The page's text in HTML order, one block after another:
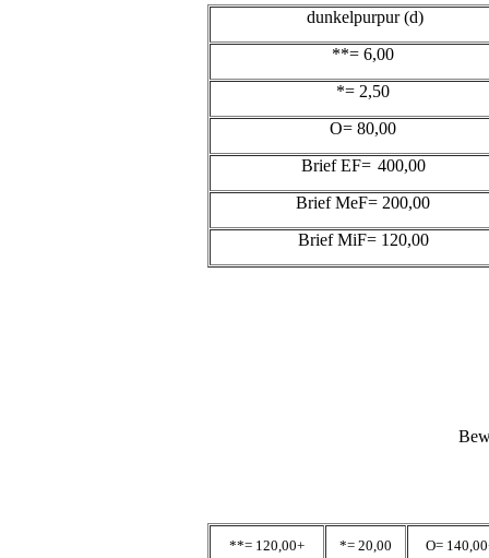
dunkelpurpur (d)
**= 6,00
*= 2,50
O= 80,00
Brief EF= 400,00
Brief MeF= 200,00
Brief MiF= 120,00
**= 120,00+ *= 20,00 O=